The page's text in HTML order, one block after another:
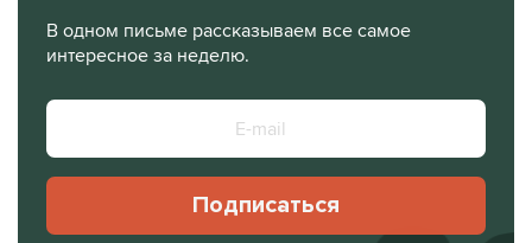
В одном письме рассказываем все самое
интересное за неделю.
Подписаться